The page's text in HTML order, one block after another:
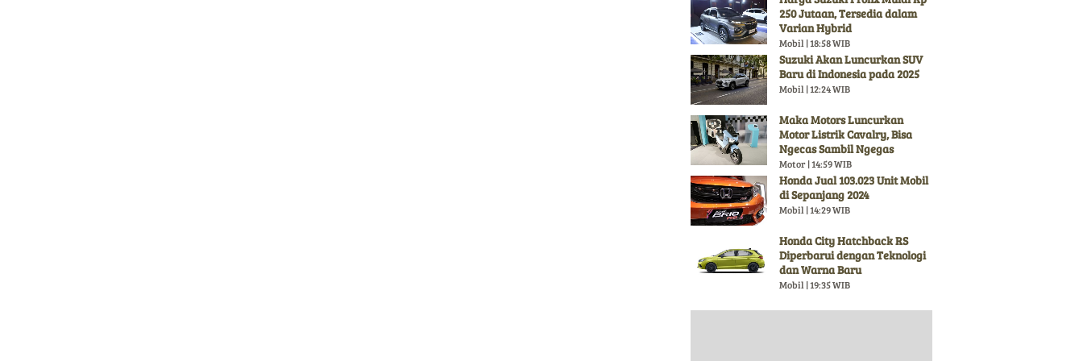
250 Jutaan, Tersedia dalam
Varian Hybrid
Mobil | 18:58 WIB
Suzuki Akan Luncurkan SUV
Baru di Indonesia pada 2025
Mobil | 12:24 WIB
Maka Motors Luncurkan
Motor Listrik Cavalry, Bisa
Ngecas Sambil Ngegas
Motor | 14:59 WIB
Honda Jual 103.023 Unit Mobil
di Sepanjang 2024
Mobil | 14:29 WIB
Honda City Hatchback RS
Diperbarui dengan Teknologi
dan Warna Baru
Mobil | 19:35 WIB